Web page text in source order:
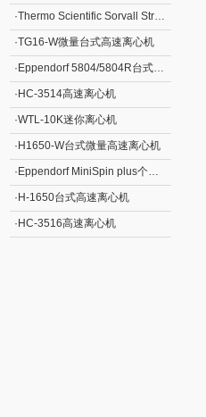
·Thermo Scientific Sorvall Stratos连续流离心机
·TG16-W微量台式高速离心机
· Eppendorf 5804/5804R台式高速大容量离心机
· HC-3514高速离心机
·WTL-10K迷你离心机
· H1650-W台式微量高速离心机
· Eppendorf MiniSpin plus个人型高速离心机
· H-1650台式高速离心机
· HC-3516高速离心机